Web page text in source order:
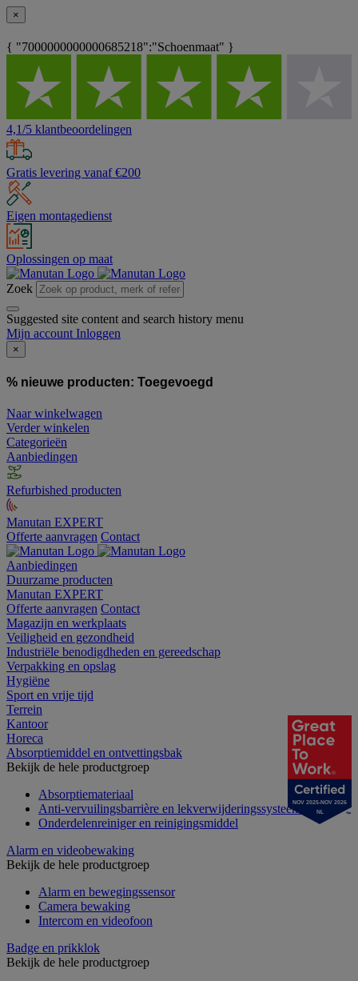
×
{ "7000000000000685218":"Schoenmaat" }
4,1/5 klantbeoordelingen
Gratis levering vanaf €200
Eigen montagedienst
Oplossingen op maat
Zoek
Suggested site content and search history menu
Mijn account Inloggen
×
% nieuwe producten: Toegevoegd
Naar winkelwagen
Verder winkelen
Categorieën
Aanbiedingen
Refurbished producten
Manutan EXPERT
Offerte aanvragen Contact
Aanbiedingen
Duurzame producten
Manutan EXPERT
Offerte aanvragen Contact
Magazijn en werkplaats
Veiligheid en gezondheid
Industriële benodigdheden en gereedschap
Verpakking en opslag
Hygiëne
Sport en vrije tijd
Terrein
Kantoor
Horeca
Absorptiemiddel en ontvettingsbak
Bekijk de hele productgroep
Absorptiemateriaal
Anti-vervuilingsbarrière en lekverwijderingssysteem
Onderdelenreiniger en reinigingsmiddel
Alarm en videobewaking
Bekijk de hele productgroep
Alarm en bewegingssensor
Camera bewaking
Intercom en videofoon
Badge en prikklok
Bekijk de hele productgroep
NOV 2025-NOV 2026
NL